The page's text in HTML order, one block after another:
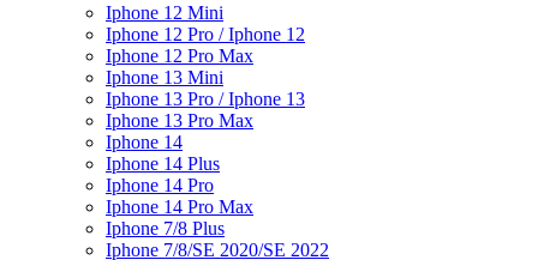
Iphone 12 Mini
Iphone 12 Pro / Iphone 12
Iphone 12 Pro Max
Iphone 13 Mini
Iphone 13 Pro / Iphone 13
Iphone 13 Pro Max
Iphone 14
Iphone 14 Plus
Iphone 14 Pro
Iphone 14 Pro Max
Iphone 7/8 Plus
Iphone 7/8/SE 2020/SE 2022